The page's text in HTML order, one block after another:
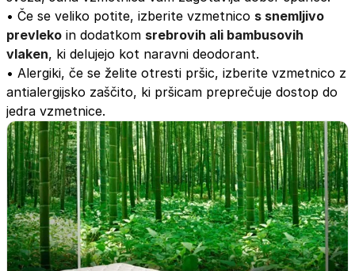
• Če se veliko potite, izberite vzmetnico s snemljivo
prevleko in dodatkom srebrovih ali bambusovih
vlaken, ki delujejo kot naravni deodorant.
• Alergiki, če se želite otresti pršic, izberite vzmetnico z
antialergijsko zaščito, ki pršicam preprečuje dostop do
jedra vzmetnice.